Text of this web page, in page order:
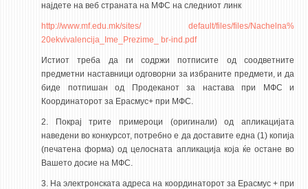
најдете на веб страната на МФС на следниот линк
http://www.mf.edu.mk/sites/ default/files/files/Nachelna%
20ekvivalencija_Ime_Prezime_ br-ind.pdf
Истиот треба да ги содржи потписите од соодветните
предметни наставници одговорни за избраните предмети, и да
биде потпишан од Продеканот за настава при МФС и
Координаторот за Ерасмус+ при МФС.
2. Покрај трите примероци (оригинали) од апликацијата
наведени во конкурсот, потребно е да доставите една (1) копија
(печатена форма) од целосната апликација која ќе остане во
Вашето досие на МФС.
3. На электронската адреса на координаторот за Ерасмус + при